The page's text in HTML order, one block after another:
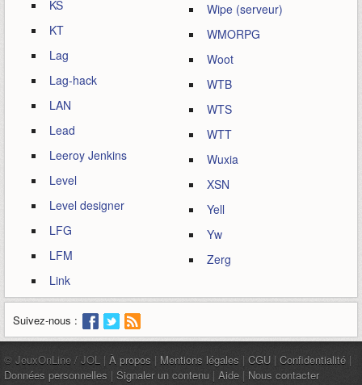
KS
KT
Lag
Lag-hack
LAN
Lead
Leeroy Jenkins
Level
Level designer
LFG
LFM
Link
Wipe (serveur)
WMORPG
Woot
WTB
WTS
WTT
Wuxia
XSN
Yell
Yw
Zerg
Suivez-nous :
© JeuxOnLine / JOL | À propos | Mentions légales | CGU | Confidentialité |
Données personnelles | Signaler un contenu | Aide | Nous contacter